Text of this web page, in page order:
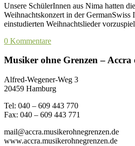
Unsere SchülerInnen aus Nima hatten
Weihnachtskonzert in der GermanSwiss
einstudierten Weihnachtslieder
0 Kommentare
Musiker ohne Grenzen – Accra
Alfred-Wegener-Weg 3
20459 Hamburg
Tel: 040 – 609 443 770
Fax: 040 – 609 443 771
mail@accra.musikerohnegrenzen.de
www.accra.musikerohnegrenzen.de